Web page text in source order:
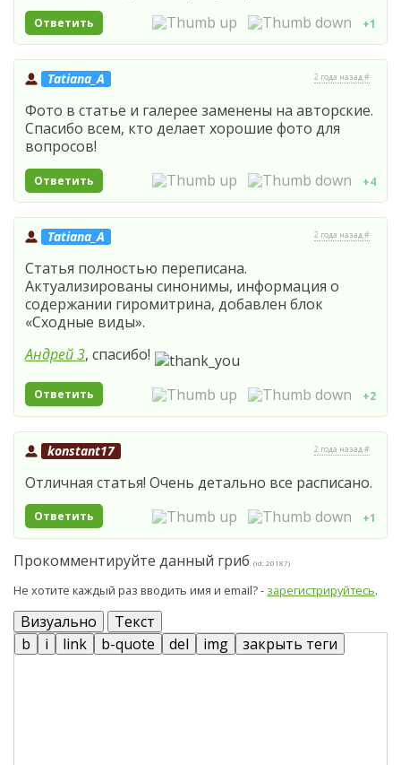
Ответить +1
Tatiana_A 2 года назад #
Фото в статье и галерее заменены на авторские.
Спасибо всем, кто делает хорошие фото для
вопросов!
Ответить +4
Tatiana_A 2 года назад #
Статья полностью переписана.
Актуализированы синонимы, информация о
содержании гиромитрина, добавлен блок
«Сходные виды».
Андрей 3, спасибо!
Ответить +2
konstant17 2 года назад #
Отличная статья! Очень детально все расписано.
Ответить +1
Прокомментируйте данный гриб (id: 20187)
Не хотите каждый раз вводить имя и email? - зарегистрируйтесь.
Визуально Текст